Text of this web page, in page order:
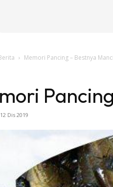
Memori Pancing – Bestnya
12 Dis 2019